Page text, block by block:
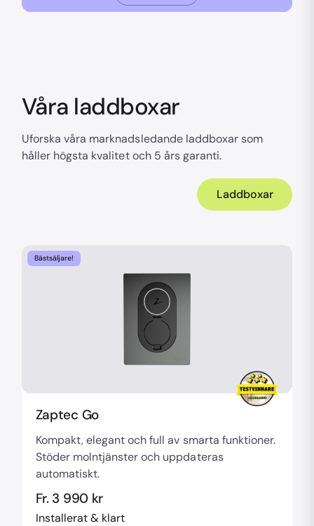
Våra laddboxar
Uforska våra marknadsledande laddboxar som
håller högsta kvalitet och 5 års garanti.
Laddboxar
Bästsäljare!
Zaptec Go
Kompakt, elegant och full av smarta funktioner.
Stöder molntjänster och uppdateras
automatiskt.
Fr. 3 990 kr
Installerat & klart